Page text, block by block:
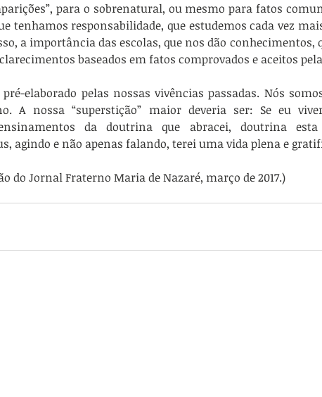
para o sobrenatural, ou mesmo para fatos
tenhamos responsabilidade, que estudemos cada vez
a importância das escolas, que nos dão conhecimentos,
baseados em fatos comprovados e aceitos
elaborado pelas nossas vivências passadas. Nós
A nossa “superstição” maior deveria ser: Se eu
da doutrina que abracei, doutrina
agindo e não apenas falando, terei uma vida plena e
do Jornal Fraterno Maria de Nazaré, março de 2017.)